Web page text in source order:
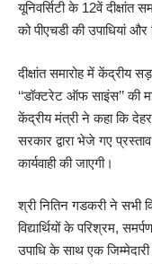
यूनिवर्सिटी के 12वें दीक्षांत
को पीएचडी की उपाधियां और
दीक्षांत समारोह में केंद्रीय
‘‘डॉक्टरेट ऑफ साइंस’’ की
केंद्रीय मंत्री ने कहा कि
सरकार द्वारा भेजे गए
कार्यवाही की जाएगी।
श्री नितिन गडकरी ने सभी
विद्यार्थियों के परिश्रम,
उपाधि के साथ एक